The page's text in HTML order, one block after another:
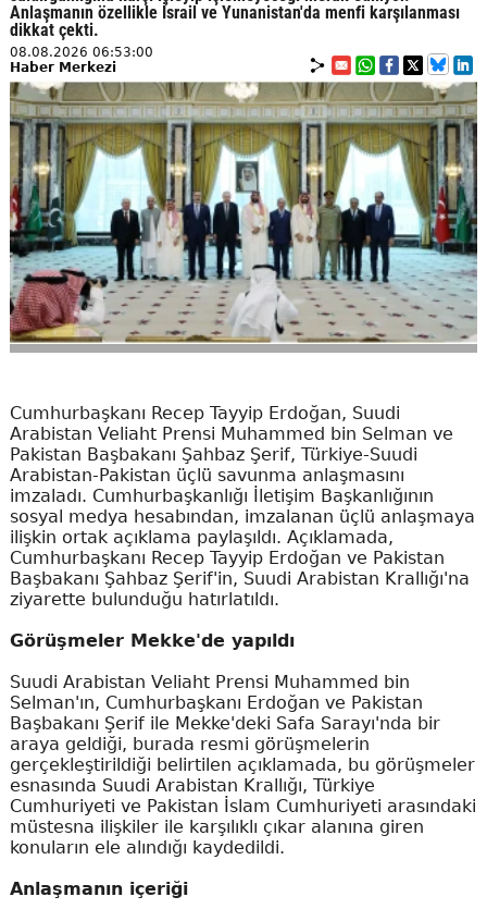
Anlaşmanın özellikle İsrail ve Yunanistan'da menfi karşılanması
dikkat çekti.
08.08.2026 06:53:00
Haber Merkezi
Cumhurbaşkanı Recep Tayyip Erdoğan, Suudi
Arabistan Veliaht Prensi Muhammed bin Selman ve
Pakistan Başbakanı Şahbaz Şerif, Türkiye-Suudi
Arabistan-Pakistan üçlü savunma anlaşmasını
imzaladı. Cumhurbaşkanlığı İletişim Başkanlığının
sosyal medya hesabından, imzalanan üçlü anlaşmaya
ilişkin ortak açıklama paylaşıldı. Açıklamada,
Cumhurbaşkanı Recep Tayyip Erdoğan ve Pakistan
Başbakanı Şahbaz Şerif'in, Suudi Arabistan Krallığı'na
ziyarette bulunduğu hatırlatıldı.
Görüşmeler Mekke'de yapıldı
Suudi Arabistan Veliaht Prensi Muhammed bin
Selman'ın, Cumhurbaşkanı Erdoğan ve Pakistan
Başbakanı Şerif ile Mekke'deki Safa Sarayı'nda bir
araya geldiği, burada resmi görüşmelerin
gerçekleştirildiği belirtilen açıklamada, bu görüşmeler
esnasında Suudi Arabistan Krallığı, Türkiye
Cumhuriyeti ve Pakistan İslam Cumhuriyeti arasındaki
müstesna ilişkiler ile karşılıklı çıkar alanına giren
konuların ele alındığı kaydedildi.
Anlaşmanın içeriği